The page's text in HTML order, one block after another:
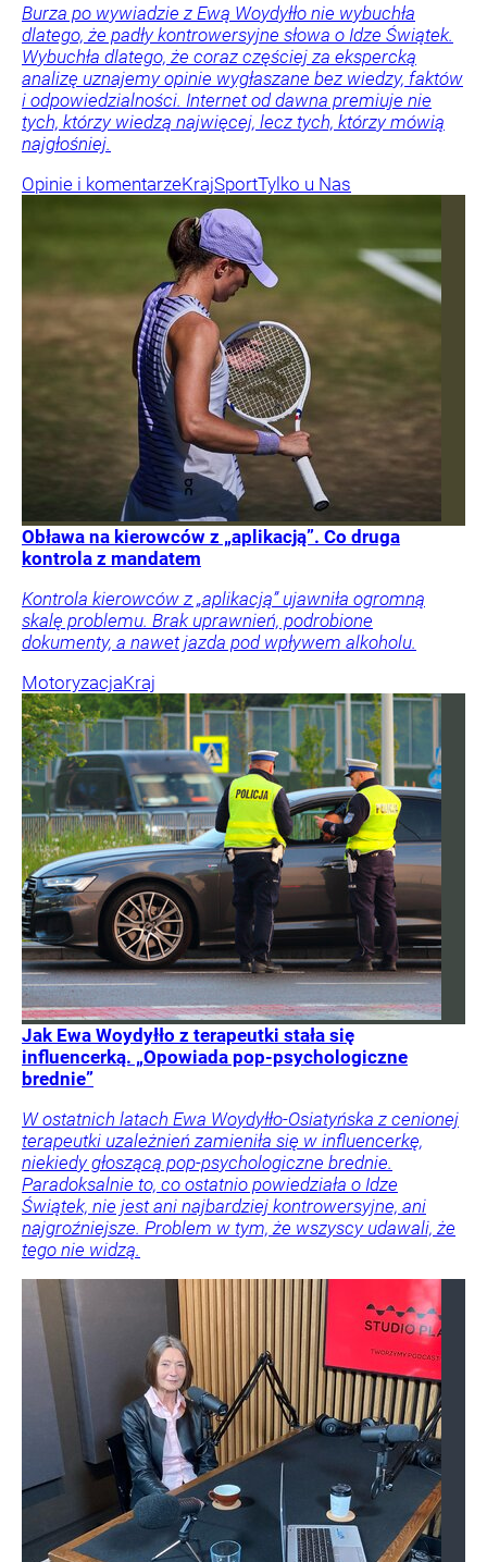
Burza po wywiadzie z Ewą Woydyłło nie wybuchła
dlatego, że padły kontrowersyjne słowa o Idze Świątek.
Wybuchła dlatego, że coraz częściej za ekspercką
analizę uznajemy opinie wygłaszane bez wiedzy, faktów
i odpowiedzialności. Internet od dawna premiuje nie
tych, którzy wiedzą najwięcej, lecz tych, którzy mówią
najgłośniej.
Opinie i komentarzeKrajSportTylko u Nas
Obława na kierowców z „aplikacją”. Co druga
kontrola z mandatem
Kontrola kierowców z „aplikacją” ujawniła ogromną
skalę problemu. Brak uprawnień, podrobione
dokumenty, a nawet jazda pod wpływem alkoholu.
MotoryzacjaKraj
Jak Ewa Woydyłło z terapeutki stała się
influencerką. „Opowiada pop-psychologiczne
brednie”
W ostatnich latach Ewa Woydyłło-Osiatyńska z cenionej
terapeutki uzależnień zamieniła się w influencerkę,
niekiedy głoszącą pop-psychologiczne brednie.
Paradoksalnie to, co ostatnio powiedziała o Idze
Świątek, nie jest ani najbardziej kontrowersyjne, ani
najgroźniejsze. Problem w tym, że wszyscy udawali, że
tego nie widzą.